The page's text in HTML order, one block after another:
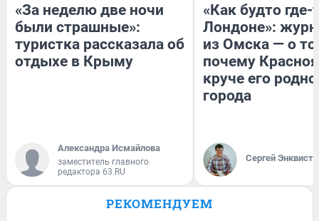
«За неделю две ночи
были страшные»:
туристка рассказала об
отдыхе в Крыму
Александра Исмайлова
заместитель главного
редактора 63.RU
«Как будто где-
Лондоне»:
из Омска — о
почему
круче его
города
Сергей Энквист
РЕКОМЕНДУЕМ